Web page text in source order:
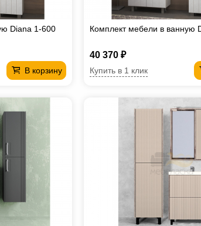
Diana 1-600
В корзину
Комплект мебели в ванную
40 370 ₽
Купить в 1 клик